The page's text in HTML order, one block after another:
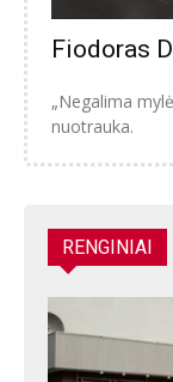
Fiodoras
„Negalima
nuotrauka.
RENGINIAI